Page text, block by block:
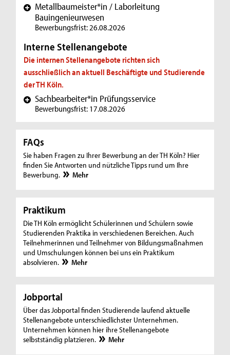
+ Metallbaumeister*in / Laborleitung
Bauingenieurwesen
Bewerbungsfrist: 26.08.2026
Interne Stellenangebote
Die internen Stellenangebote richten sich
ausschließlich an aktuell Beschäftigte und Studierende
der TH Köln.
+ Sachbearbeiter*in Prüfungsservice
Bewerbungsfrist: 17.08.2026
FAQs
Sie haben Fragen zu Ihrer Bewerbung an der TH Köln? Hier
finden Sie Antworten und nützliche Tipps rund um Ihre
Bewerbung.
Mehr
Praktikum
Die TH Köln ermöglicht Schülerinnen und Schülern sowie
Studierenden Praktika in verschiedenen Bereichen. Auch
Teilnehmerinnen und Teilnehmer von Bildungsmaßnahmen
und Umschulungen können bei uns ein Praktikum
absolvieren.
Mehr
Jobportal
Über das Jobportal finden Studierende laufend aktuelle
Stellenangebote unterschiedlichster Unternehmen.
Unternehmen können hier ihre Stellenangebote
selbstständig platzieren.
Mehr